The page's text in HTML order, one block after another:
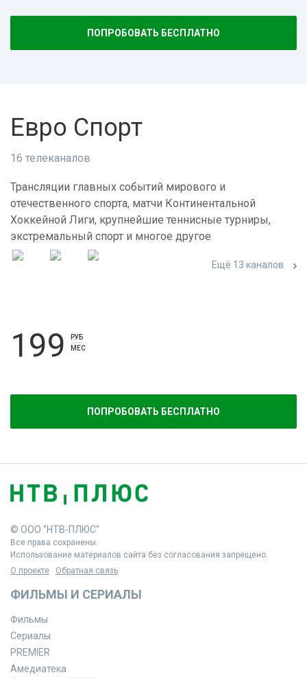
ПОПРОБОВАТЬ БЕСПЛАТНО
Евро Спорт
16 телеканалов
Трансляции главных событий мирового и
отечественного спорта, матчи Континентальной
Хоккейной Лиги, крупнейшие теннисные турниры,
экстремальный спорт и многое другое
Ещё 13 каналов
199
РУБ
МЕС
ПОПРОБОВАТЬ БЕСПЛАТНО
© ООО "НТВ-ПЛЮС"
Все права сохранены.
Использование материалов сайта без согласования запрещено.
О проекте
Обратная связь
ФИЛЬМЫ И СЕРИАЛЫ
Фильмы
Сериалы
PREMIER
Амедиатека